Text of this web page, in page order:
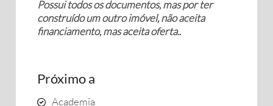
Possui todos os documentos, mas por ter
construído um outro imóvel, não aceita
financiamento, mas aceita oferta..
Próximo a
Academia